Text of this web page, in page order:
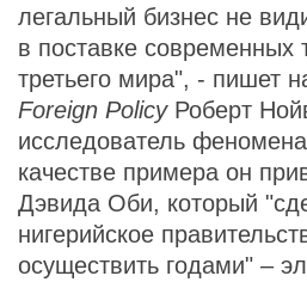
легальный бизнес не
в поставке современных
третьего мира", - пишет
Foreign PolicyРоберт
исследователь
качестве примера он
Дэвида Оби, который
нигерийское
осуществить годами" –